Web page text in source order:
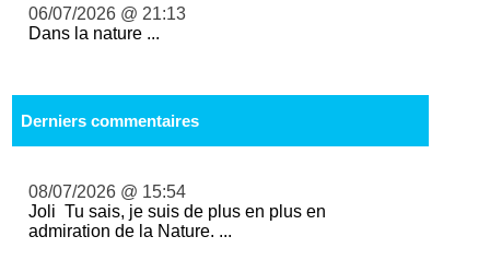
06/07/2026 @ 21:13
Dans la nature ...
Derniers commentaires
08/07/2026 @ 15:54
Joli Tu sais, je suis de plus en plus en
admiration de la Nature. ...